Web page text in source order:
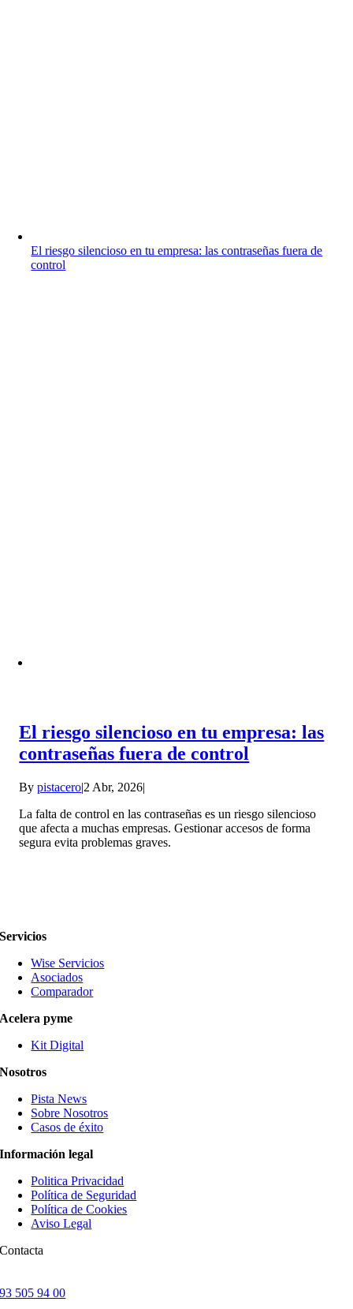
El riesgo silencioso en tu empresa: las contraseñas fuera de
control
El riesgo silencioso en tu empresa: las
contraseñas fuera de control
Bypistacero|2 Abr, 2026|
La falta de control en las contraseñas es un riesgo silencioso
que afecta a muchas empresas. Gestionar accesos de forma
segura evita problemas graves.
Servicios
Wise Servicios
Asociados
Comparador
Acelera pyme
Kit Digital
Nosotros
Pista News
Sobre Nosotros
Casos de éxito
Información legal
Politica Privacidad
Política de Seguridad
Política de Cookies
Aviso Legal
Contacta
93 505 94 00